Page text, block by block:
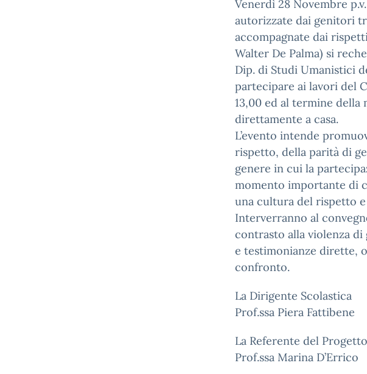
Venerdì 28 Novembre
autorizzate dai genitori
accompagnate dai
Walter De Palma) si
Dip. di Studi Umanistici
partecipare ai lavori del
13,00 ed al termine della
direttamente a casa.
L’evento intende
rispetto, della parità di
genere in cui la
momento importante di
una cultura del rispetto
Interverranno al
contrasto alla violenza
e testimonianze dirette,
confronto.
La Dirigente Scolastica
Prof.ssa Piera Fattibene
La Referente del Progetto
Prof.ssa Marina D’Errico